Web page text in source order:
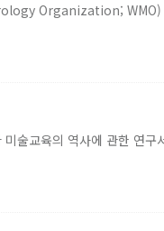
Organization; WMO)
교육의 역사에 관한 연구